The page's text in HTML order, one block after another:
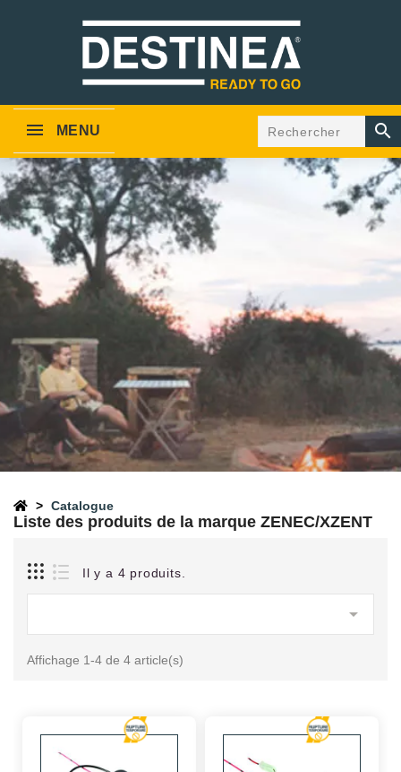
MENU 
Catalogue
Liste des produits de la marque ZENEC/XZENT
Il y a 4 produits.

Affichage 1-4 de 4 article(s)